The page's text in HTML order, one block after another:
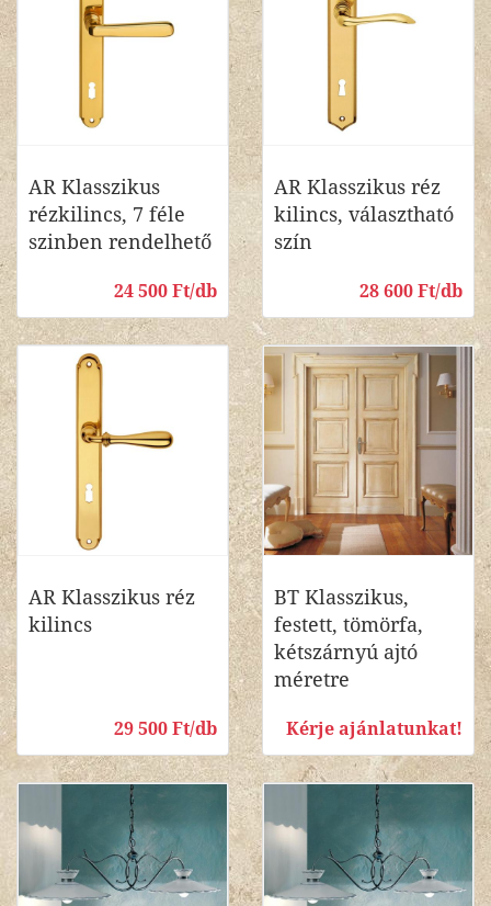
AR Klasszikus
rézkilincs, 7 féle
szinben rendelhető
24 500 Ft/db
AR Klasszikus réz
kilincs, választható
szín
28 600 Ft/db
AR Klasszikus réz
kilincs
29 500 Ft/db
BT Klasszikus,
festett, tömörfa,
kétszárnyú ajtó
méretre
Kérje ajánlatunkat!